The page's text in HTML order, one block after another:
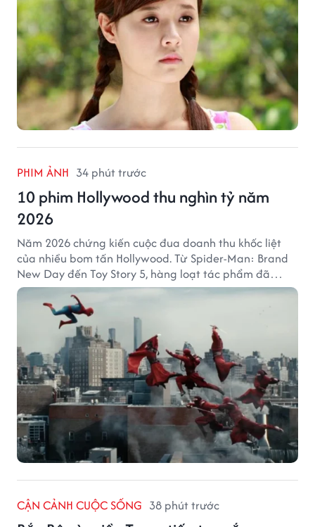
PHIM ẢNH 34 phút trước
10 phim Hollywood thu nghìn tỷ năm
2026
Năm 2026 chứng kiến cuộc đua doanh thu khốc liệt
của nhiều bom tấn Hollywood. Từ Spider-Man: Brand
New Day đến Toy Story 5, hàng loạt tác phẩm đã
mang về hàng chục nghìn tỷ đồng và tạo nên những
cột mốc đáng nhớ tại phòng vé toàn cầu.
CẬN CẢNH CUỘC SỐNG 38 phút trước